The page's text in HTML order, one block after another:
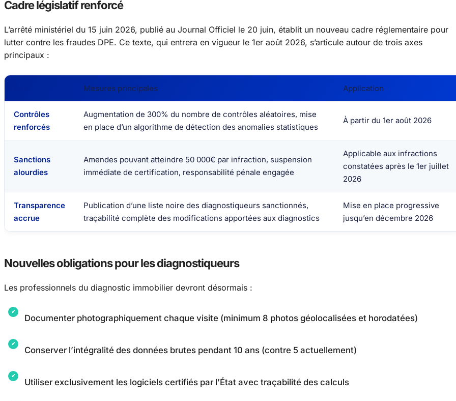
Cadre législatif renforcé
L’arrêté ministériel du 15 juin 2026, publié au Journal Officiel le 20 juin, établit un nouveau cadre réglementaire pour
lutter contre les fraudes DPE. Ce texte, qui entrera en vigueur le 1er août 2026, s’articule autour de trois axes
principaux :
Mesures principales Application
Contrôles
renforcés
Augmentation de 300% du nombre de contrôles aléatoires, mise
en place d’un algorithme de détection des anomalies statistiques
À partir du 1er août 2026
Sanctions
alourdies
Amendes pouvant atteindre 50 000€ par infraction, suspension
immédiate de certification, responsabilité pénale engagée
Applicable aux infractions
constatées après le 1er juillet
2026
Transparence
accrue
Publication d’une liste noire des diagnostiqueurs sanctionnés,
traçabilité complète des modifications apportées aux diagnostics
Mise en place progressive
jusqu’en décembre 2026
Nouvelles obligations pour les diagnostiqueurs
Les professionnels du diagnostic immobilier devront désormais :
Documenter photographiquement chaque visite (minimum 8 photos géolocalisées et horodatées)
Conserver l’intégralité des données brutes pendant 10 ans (contre 5 actuellement)
Utiliser exclusivement les logiciels certifiés par l’État avec traçabilité des calculs